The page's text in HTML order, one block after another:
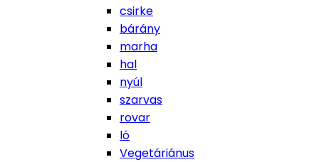
csirke
bárány
marha
hal
nyúl
szarvas
rovar
ló
Vegetáriánus